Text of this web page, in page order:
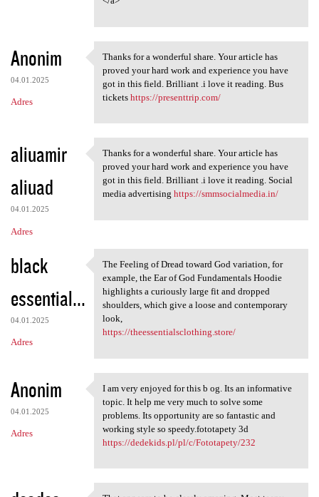
Anonim
04.01.2025
Adres
Thanks for a wonderful share.
Thanks for a wonderful share. Your article has
proved your hard work and experience you have
got in this field. Brilliant .i love it reading. Bus
tickets https://presenttrip.com/
aliuamir
aliuad
04.01.2025
Adres
Thanks for a wonderful share.
Thanks for a wonderful share. Your article has
proved your hard work and experience you have
got in this field. Brilliant .i love it reading. Social
media advertising https://smmsocialmedia.in/
black
essential...
04.01.2025
Adres
The Feeling of Dread toward
The Feeling of Dread toward God variation, for
example, the Ear of God Fundamentals Hoodie
highlights a curiously large fit and dropped
shoulders, which give a loose and contemporary
look,
https://theessentialsclothing.store/
Anonim
04.01.2025
Adres
I am very enjoyed for this b
I am very enjoyed for this b og. Its an informative
topic. It help me very much to solve some
problems. Its opportunity are so fantastic and
working style so speedy.fototapety 3d
https://dedekids.pl/pl/c/Fototapety/232